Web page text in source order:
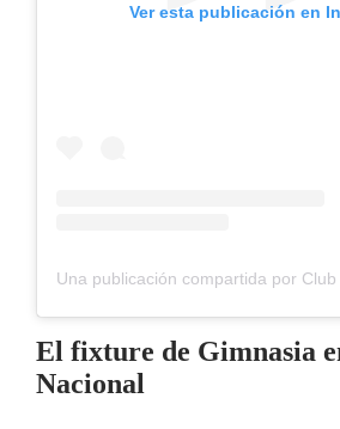
Ver esta publicación en
El fixture de Gimnasia
Nacional